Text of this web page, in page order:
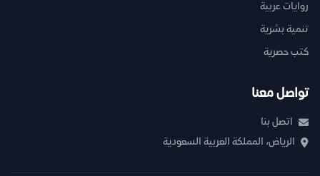
روايات عربية
تنمية بشرية
كتب حصرية
تواصل معنا
اتصل بنا
الرياض، المملكة العربية السعودية